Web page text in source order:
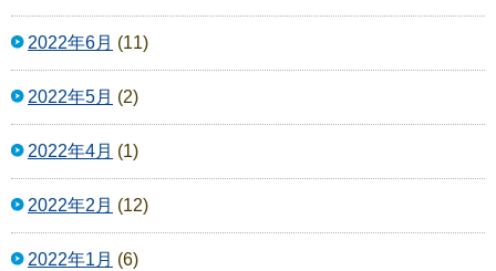
2022年6月 (11)
2022年5月 (2)
2022年4月 (1)
2022年2月 (12)
2022年1月 (6)